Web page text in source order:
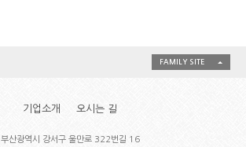
FAMILY SITE
기업소개 오시는 길
부산광역시 강서구 울만로 322번길 16